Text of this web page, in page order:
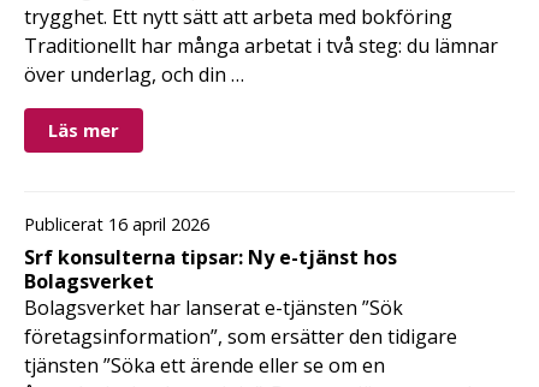
trygghet. Ett nytt sätt att arbeta med bokföring
Traditionellt har många arbetat i två steg: du lämnar
över underlag, och din …
Läs mer
Publicerat 16 april 2026
Srf konsulterna tipsar: Ny e-tjänst hos
Bolagsverket
Bolagsverket har lanserat e-tjänsten ”Sök
företagsinformation”, som ersätter den tidigare
tjänsten ”Söka ett ärende eller se om en